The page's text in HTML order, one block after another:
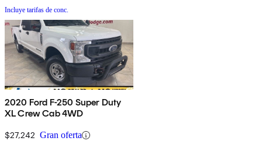
Incluye tarifas de conc.
2020 Ford F-250 Super Duty
XL Crew Cab 4WD
$27,242 Gran oferta